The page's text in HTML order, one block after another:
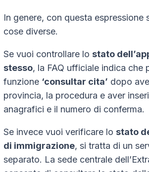
In genere, con questa espressione
cose diverse.
Se vuoi controllare lo stato
stesso, la FAQ ufficiale indica che
funzione ‘consultar cita’ dopo
provincia, la procedura e aver
anagrafici e il numero di conferma.
Se invece vuoi verificare lo stato
di immigrazione, si tratta di un
separato. La sede centrale dell’